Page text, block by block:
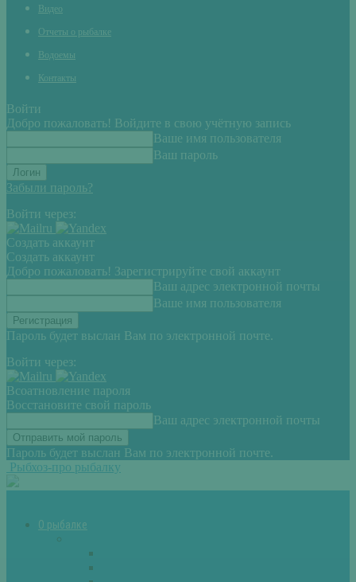
Видео
Отчеты о рыбалке
Водоемы
Контакты
Войти
Добро пожаловать! Войдите в свою учётную запись
Ваше имя пользователя
Ваш пароль
Забыли пароль?
Войти через:
Создать аккаунт
Создать аккаунт
Добро пожаловать! Зарегистрируйте свой аккаунт
Ваш адрес электронной почты
Ваше имя пользователя
Пароль будет выслан Вам по электронной почте.
Войти через:
Всоатновление пароля
Восстановите свой пароль
Ваш адрес электронной почты
Пароль будет выслан Вам по электронной почте.
Рыбхоз-про рыбалку
О рыбалке